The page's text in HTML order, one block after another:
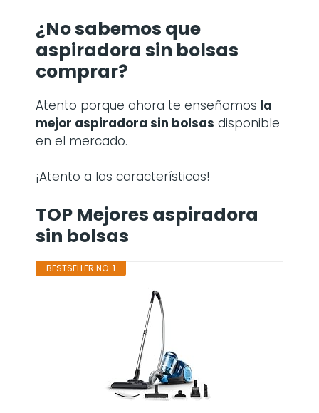
¿No sabemos que
aspiradora sin bolsas
comprar?
Atento porque ahora te enseñamos la
mejor aspiradora sin bolsas disponible
en el mercado.
¡Atento a las características!
TOP Mejores aspiradora
sin bolsas
BESTSELLER NO. 1